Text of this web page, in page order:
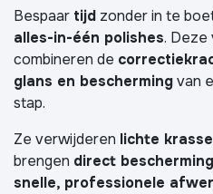
Bespaar tijd zonder in te
alles-in-één polishes. Deze
combineren de
glans en beschermingvan
stap.
Ze verwijderen lichte
brengen direct bescherming
snelle, professionele